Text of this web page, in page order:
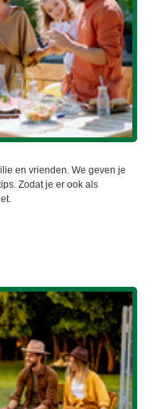
en vrienden. We geven je
Zodat je er ook als